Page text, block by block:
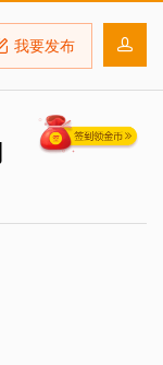
我要发布